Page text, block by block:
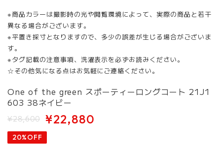
※商品カラーは撮影時の光や閲覧環境によって、実際の商品と若干
異なる場合がございます。
※平置き採寸となりますので、多少の誤差が生じる場合がございま
す。
※タグ記載の注意事項、洗濯表示を必ずお読みください。
☆その他気になる点はお気軽にご連絡ください。
One of the green スポーティーロングコート 21J1
603 38ネイビー
¥28,600 ¥22,880
20%OFF